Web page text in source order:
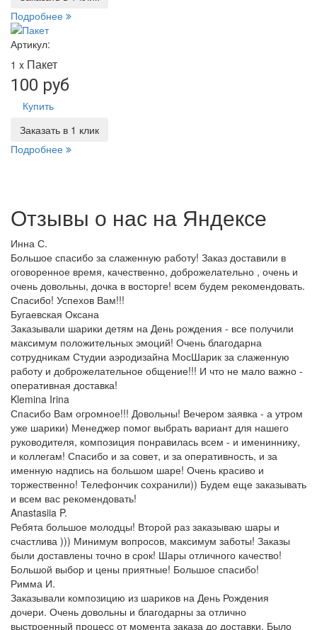
Подробнее
Артикул:
1 x Пакет
100 руб
Купить
Заказать в 1 клик
Подробнее
Отзывы о нас на Яндексе
Инна С.
Большое спасибо за слаженную работу! Заказ доставили в
оговоренное время, качественно, доброжелательно , очень и
очень довольны, дочка в восторге! всем будем рекомендовать.
Спасибо! Успехов Вам!!!
Бугаевская Оксана
Заказывали шарики детям на День рождения - все получили
максимум положительных эмоций! Очень благодарна
сотрудникам Студии аэродизайна МосШарик за слаженную
работу и доброжелательное общение!!! И что не мало важно -
оперативная доставка!
Klemina Irina
Спасибо Вам огромное!!! Довольны! Вечером заявка - а утром
уже шарики) Менеджер помог выбрать вариант для нашего
руководителя, композиция понравилась всем - и имениннику,
и коллегам! Спасибо и за совет, и за оперативность, и за
именную надпись на большом шаре! Очень красиво и
торжественно! Телефончик сохранили)) Будем еще заказывать
и всем вас рекомендовать!
Anastasiia P.
Ребята большое молодцы! Второй раз заказываю шары и
счастлива ))) Минимум вопросов, максимум заботы! Заказы
были доставлены точно в срок! Шары отличного качество!
Большой выбор и цены приятные! Большое спасибо!
Римма И.
Заказывали композицию из шариков на День Рождения
дочери. Очень довольны и благодарны за отлично
выстроенный процесс от момента заказа до доставки. Было